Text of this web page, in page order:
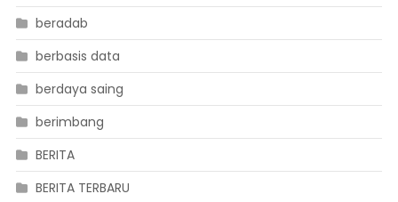
beradab
berbasis data
berdaya saing
berimbang
BERITA
BERITA TERBARU